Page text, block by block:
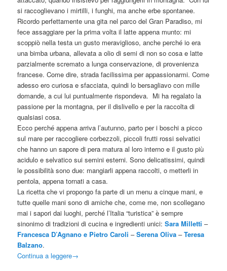
si raccoglievano i mirtilli, i funghi, ma anche erbe spontanee.
Ricordo perfettamente una gita nel parco del Gran Paradiso, mi
fece assaggiare per la prima volta il latte appena munto: mi
scoppiò nella testa un gusto meraviglioso, anche perché io era
una bimba urbana, allevata a olio di semi di non so cosa e latte
parzialmente scremato a lunga conservazione, di provenienza
francese. Come dire, strada facilissima per appassionarmi. Come
adesso ero curiosa e sfacciata, quindi lo bersagliavo con mille
domande, a cui lui puntualmente rispondeva. Mi ha regalato la
passione per la montagna, per il dislivello e per la raccolta di
qualsiasi cosa.
Ecco perché appena arriva l’autunno, parto per i boschi a picco
sul mare per raccogliere corbezzoli, piccoli frutti rossi selvatici
che hanno un sapore di pera matura al loro interno e il gusto più
acidulo e selvatico sui semini esterni. Sono delicatissimi, quindi
le possibilità sono due: mangiarli appena raccolti, o metterli in
pentola, appena tornati a casa.
La ricetta che vi propongo fa parte di un menu a cinque mani, e
tutte quelle mani sono di amiche che, come me, non scollegano
mai i sapori dai luoghi, perché l’Italia “turistica” è sempre
sinonimo di tradizioni di cucina e ingredienti unici:Sara Milletti –
Francesca D’Agnano e Pietro Caroli –Serena Oliva –Teresa
Balzano.
Continua a leggere→